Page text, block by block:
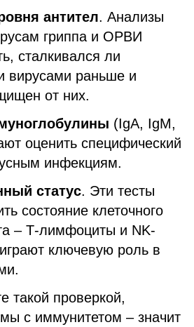
антител. Анализы
гриппа и ОРВИ
сталкивался ли
вирусами раньше и
от них.
(IgA, IgM,
оценить специфический
инфекциям.
статус. Эти тесты
состояние клеточного
– Т-лимфоциты и NK-
ключевую роль в
такой проверкой,
с иммунитетом – значит